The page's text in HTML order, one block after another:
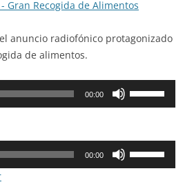
Gran Recogida de Alimentos
anuncio radiofónico protagonizado
de alimentos.
00:00
flecha
arriba/abajo
00:00